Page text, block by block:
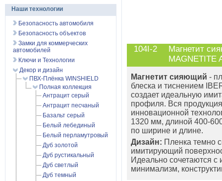
104I-2
Магнетит
MAGNETITE
Магнетит сияющий -
блеска и тиснением
создает идеальную
профиля. Вся
инновационной
1320 мм, длиной 400-
по ширине и длине.
Дизайн: Пленка темно
имитирующий
Идеально сочетаются с
минимализм,
Наши технологии
Безопасность автомобиля
Безопасность объектов
Замки для коммерческих
автомобилей
Ключи и Технологии
Декор и дизайн
ПВХ-Плёнка WINSHIELD
Полная коллекция
Антрацит серый
Антрацит песчаный
Базальт серый
Белый лебединый
Белый перламутровый
Дуб золотой
Дуб рустикальный
Дуб светлый
Дуб темный